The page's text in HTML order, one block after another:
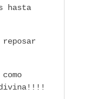
hasta
divina!!!!